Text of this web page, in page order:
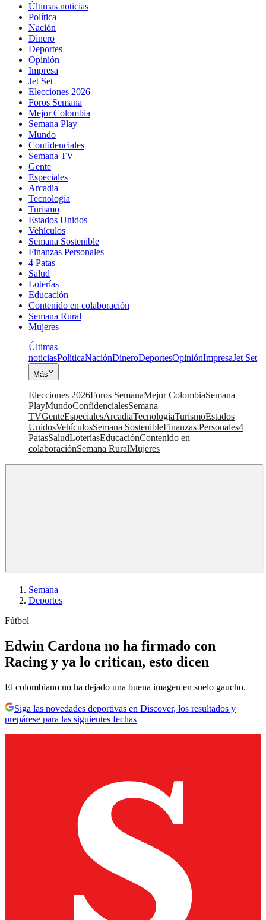
Últimas noticias
Política
Nación
Dinero
Deportes
Opinión
Impresa
Jet Set
Elecciones 2026
Foros Semana
Mejor Colombia
Semana Play
Mundo
Confidenciales
Semana TV
Gente
Especiales
Arcadia
Tecnología
Turismo
Estados Unidos
Vehículos
Semana Sostenible
Finanzas Personales
4 Patas
Salud
Loterías
Educación
Contenido en colaboración
Semana Rural
Mujeres
Últimas
noticiasPolíticaNaciónDineroDeportesOpiniónImpresaJet Set
Más
Elecciones 2026Foros SemanaMejor ColombiaSemana
PlayMundoConfidencialesSemana
TVGenteEspecialesArcadiaTecnologíaTurismoEstados
UnidosVehículosSemana SostenibleFinanzas Personales4
PatasSaludLoteríasEducaciónContenido en
colaboraciónSemana RuralMujeres
Semana|
Deportes
Fútbol
Edwin Cardona no ha firmado con
Racing y ya lo critican, esto dicen
El colombiano no ha dejado una buena imagen en suelo gaucho.
Siga las novedades deportivas en Discover, los resultados y
prepárese para las siguientes fechas